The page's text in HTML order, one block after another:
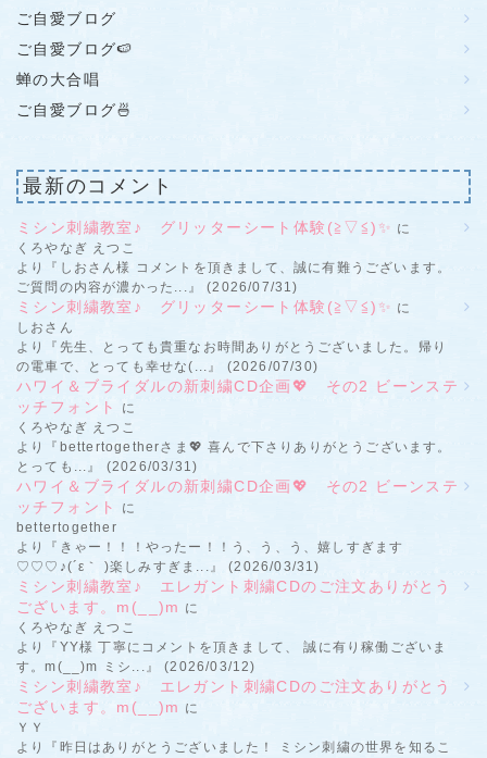
ご自愛ブログ
ご自愛ブログ🍉
蝉の大合唱
ご自愛ブログ🍜
最新のコメント
ミシン刺繍教室♪ グリッターシート体験(≧▽≦)✨ に
くろやなぎ えつこ
より『しおさん様 コメントを頂きまして、誠に有難うございます。
ご質問の内容が濃かった...』 (2026/07/31)
ミシン刺繍教室♪ グリッターシート体験(≧▽≦)✨ に
しおさん
より『先生、とっても貴重なお時間ありがとうございました。帰り
の電車で、とっても幸せな(...』 (2026/07/30)
ハワイ＆ブライダルの新刺繍CD企画💖 その2 ビーンステ
ッチフォント
に
くろやなぎ えつこ
より『bettertogetherさま💖 喜んで下さりありがとうございます。
とっても...』 (2026/03/31)
ハワイ＆ブライダルの新刺繍CD企画💖 その2 ビーンステ
ッチフォント
に
bettertogether
より『きゃー！！！やったー！！う、う、う、嬉しすぎます
♡♡♡♪(´ε｀ )楽しみすぎま...』 (2026/03/31)
ミシン刺繍教室♪ エレガント刺繍CDのご注文ありがとう
ございます。m(__)m に
くろやなぎ えつこ
より『YY様 丁寧にコメントを頂きまして、 誠に有り稼働ございま
す。m(__)m ミシ...』 (2026/03/12)
ミシン刺繍教室♪ エレガント刺繍CDのご注文ありがとう
ございます。m(__)m に
ＹＹ
より『昨日はありがとうございました！ ミシン刺繍の世界を知るこ